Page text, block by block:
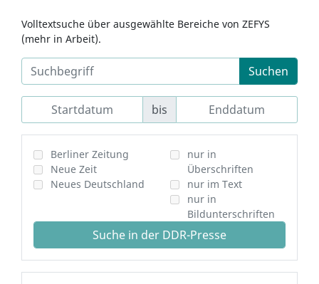
Volltextsuche über ausgewählte Bereiche von ZEFYS
(mehr in Arbeit).
Suchen
bis
Berliner Zeitung
Neue Zeit
Neues Deutschland
nur in
Überschriften
nur im Text
nur in
Bildunterschriften
Suche in der DDR-Presse